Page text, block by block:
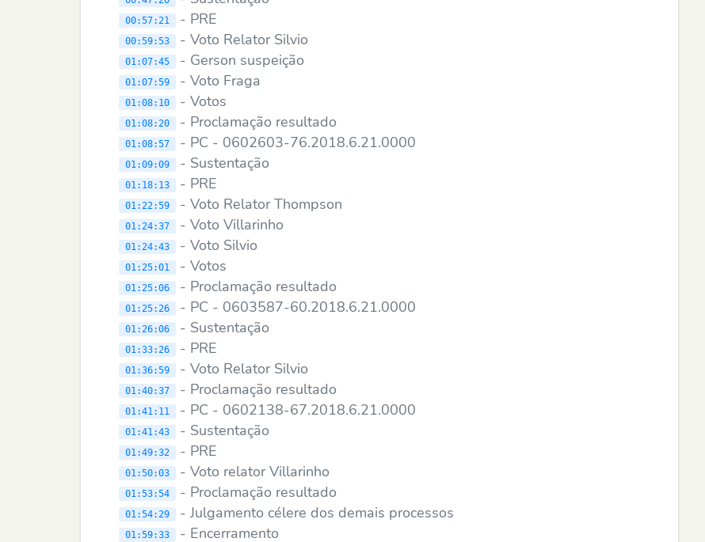
00:57:21 - PRE
00:59:53 - Voto Relator Silvio
01:07:45 - Gerson suspeição
01:07:59 - Voto Fraga
01:08:10 - Votos
01:08:20 - Proclamação resultado
01:08:57 - PC - 0602603-76.2018.6.21.0000
01:09:09 - Sustentação
01:18:13 - PRE
01:22:59 - Voto Relator Thompson
01:24:37 - Voto Villarinho
01:24:43 - Voto Silvio
01:25:01 - Votos
01:25:06 - Proclamação resultado
01:25:26 - PC - 0603587-60.2018.6.21.0000
01:26:06 - Sustentação
01:33:26 - PRE
01:36:59 - Voto Relator Silvio
01:40:37 - Proclamação resultado
01:41:11 - PC - 0602138-67.2018.6.21.0000
01:41:43 - Sustentação
01:49:32 - PRE
01:50:03 - Voto relator Villarinho
01:53:54 - Proclamação resultado
01:54:29 - Julgamento célere dos demais processos
01:59:33 - Encerramento